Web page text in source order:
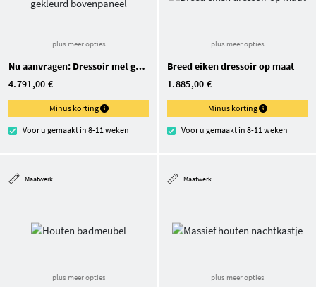
plus meer opties
Nu aanvragen: Dressoir met gekleurd bovenpaneel
4.791,00 €
Minus korting
Voor u gemaakt in 8-11 weken
plus meer opties
Breed eiken dressoir op maat
1.885,00 €
Minus korting
Voor u gemaakt in 8-11 weken
Maatwerk
plus meer opties
Maatwerk
plus meer opties